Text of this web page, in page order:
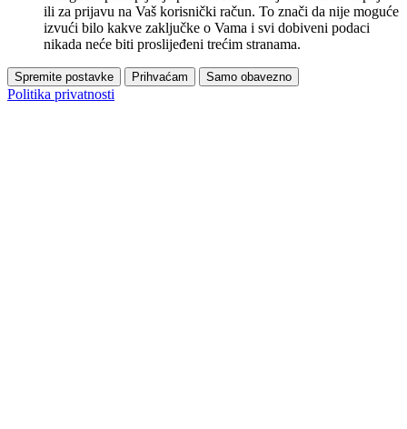
ili za prijavu na Vaš korisnički račun. To znači da nije moguće
izvući bilo kakve zaključke o Vama i svi dobiveni podaci
nikada neće biti proslijeđeni trećim stranama.
Spremite postavke Prihvaćam Samo obavezno
Politika privatnosti